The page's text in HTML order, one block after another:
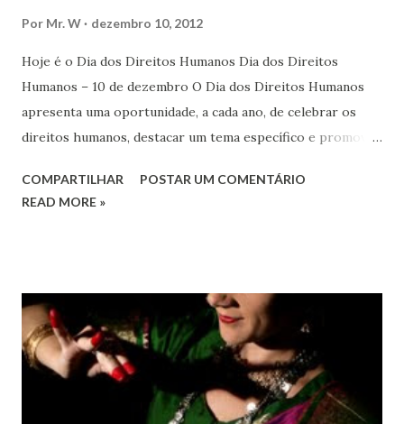
Por Mr. W dezembro 10, 2012
Hoje é o Dia dos Direitos Humanos Dia dos Direitos
Humanos – 10 de dezembro O Dia dos Direitos Humanos
apresenta uma oportunidade, a cada ano, de celebrar os
direitos humanos, destacar um tema específico e promover
em todos os lugares. Este ano, o foco é sobre os direitos
Estes direitos humanos – os direitos à liberdade de opinião
e de expressão, de reunião pacífica e de associação, e de
participar no governo (artigos 19, 20 e 21 da Declaração
Universal dos Direitos Humanos ) – têm estado no centro
das mudanças históricas no mundo árabe nos últimos dois
COMPARTILHAR
POSTAR UM COMENTÁRIO
READ MORE »